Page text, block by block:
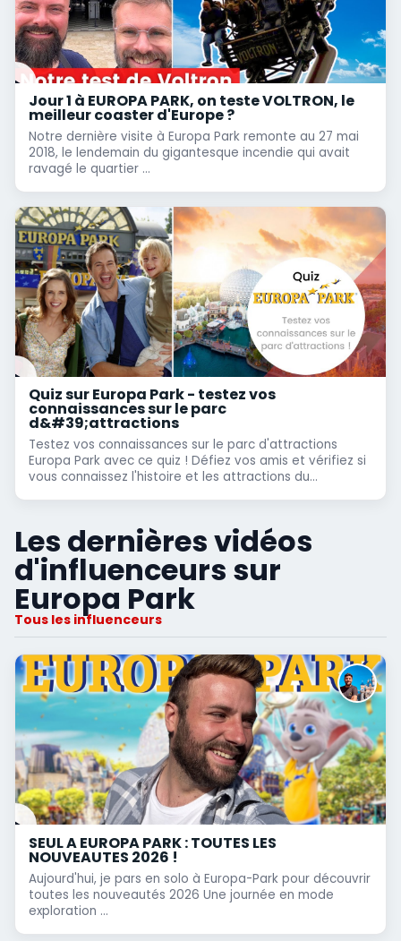
Jour 1 à EUROPA PARK, on teste VOLTRON, le
meilleur coaster d'Europe ?
Notre dernière visite à Europa Park remonte au 27 mai
2018, le lendemain du gigantesque incendie qui avait
ravagé le quartier ...
Quiz sur Europa Park - testez vos
connaissances sur le parc
d&#39;attractions
Testez vos connaissances sur le parc d'attractions
Europa Park avec ce quiz ! Défiez vos amis et vérifiez si
vous connaissez l'histoire et les attractions du...
Les dernières vidéos
d'influenceurs sur
Europa Park
Tous les influenceurs
SEUL A EUROPA PARK : TOUTES LES
NOUVEAUTES 2026 !
Aujourd'hui, je pars en solo à Europa-Park pour découvrir
toutes les nouveautés 2026 Une journée en mode
exploration ...